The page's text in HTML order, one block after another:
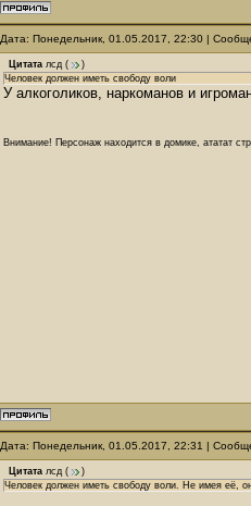
Дата: Понедельник, 01.05.2017, 22:30 |
Цитата лсд (
)
Человек должен иметь свободу воли
У алкоголиков, наркоманов и
Внимание! Персонаж находится в домике, ататат
Дата: Понедельник, 01.05.2017, 22:31 |
Цитата лсд (
)
Человек должен иметь свободу воли. Не имея её,